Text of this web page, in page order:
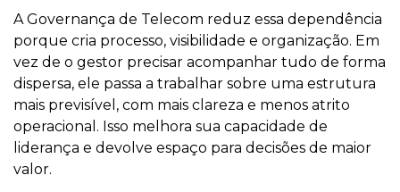
A Governança de Telecom reduz essa dependência
porque cria processo, visibilidade e organização. Em
vez de o gestor precisar acompanhar tudo de forma
dispersa, ele passa a trabalhar sobre uma estrutura
mais previsível, com mais clareza e menos atrito
operacional. Isso melhora sua capacidade de
liderança e devolve espaço para decisões de maior
valor.